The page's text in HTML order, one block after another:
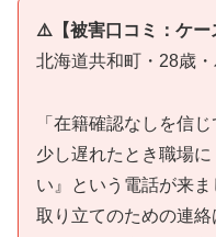
⚠️【被害口コミ：ケー
北海道共和町・28歳
「在籍確認なしを信
少し遅れたとき職場
い』という電話が来
取り立てのための連